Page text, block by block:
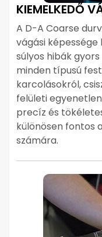
KIEMELKEDŐ
A D-A Coarse
vágási képessége
súlyos hibák
minden típusú
karcolásokról,
felületi
precíz és
különösen fontos
számára.